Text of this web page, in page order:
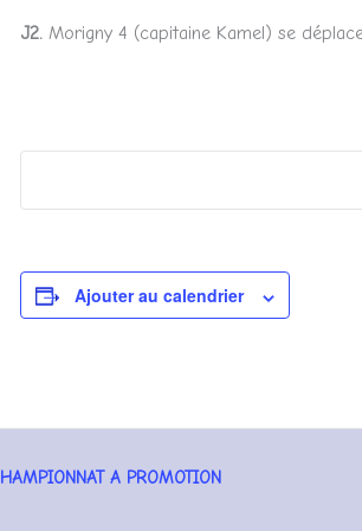
J2. Morigny 4 (capitaine Kamel) se
Ajouter au calendrier
A PROMOTION